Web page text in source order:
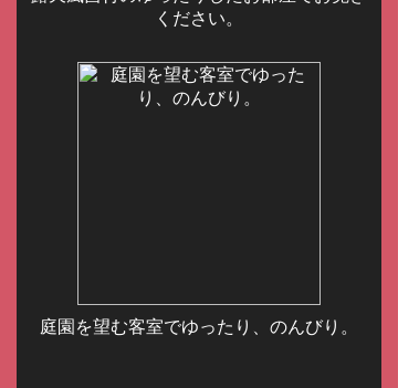
ください。
庭園を望む客室でゆったり、のんびり。